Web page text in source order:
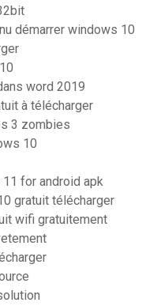
démarrer windows 10
word 2019
à télécharger
3 zombies
10
for android apk
gratuit télécharger
wifi gratuitement